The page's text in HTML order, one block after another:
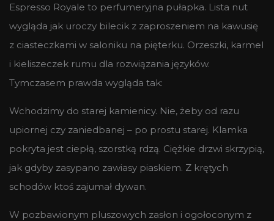
Espresso Royale to perfumeryjna pułapka. Lista nut
wygląda jak uroczy bilecik z zaproszeniem na kawusię
z ciasteczkami w saloniku na pięterku. Orzeszki, karmel
i kieliszeczek rumu dla rozwiązania języków.
Tymczasem prawda wygląda tak:
Wchodzimy do starej kamienicy. Nie, żeby od razu
upiornej czy zaniedbanej – po prostu starej. Klamka
pokryta jest ciepłą, szorstką rdzą. Ciężkie drzwi skrzypią,
jak gdyby zasypano zawiasy piaskiem. Z krętych
schodów ktoś zajumał dywan.
W pozbawionym pluszowych zasłon i ogołoconym z